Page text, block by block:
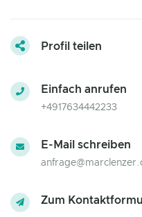
Profil teilen
Einfach anrufen
+4917634442233
E-Mail schreiben
Zum